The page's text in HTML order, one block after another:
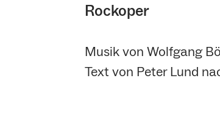
Rockoper
Musik von Wolfgang
Text von Peter Lund